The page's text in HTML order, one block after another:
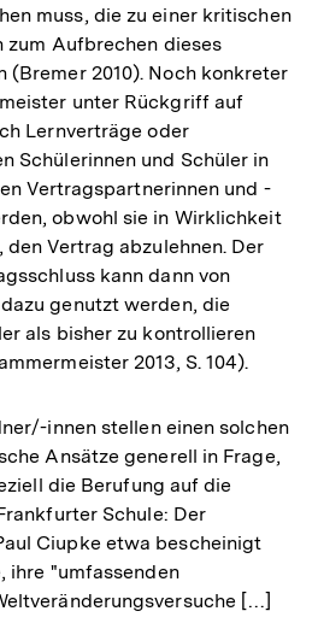
muss, die zu einer kritischen
Aufbrechen dieses
(Bremer 2010). Noch konkreter
unter Rückgriff auf
Lernverträge oder
Schülerinnen und Schüler in
Vertragspartnerinnen und -
obwohl sie in Wirklichkeit
Vertrag abzulehnen. Der
kann dann von
genutzt werden, die
als bisher zu kontrollieren
2013, S. 104).
innen stellen einen solchen
Ansätze generell in Frage,
die Berufung auf die
Schule: Der
Ciupke etwa bescheinigt
ihre "umfassenden
[…]